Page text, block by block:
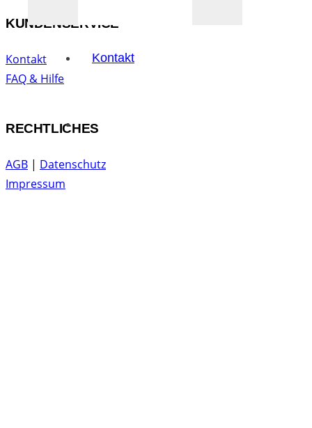
Kontakt
KUNDENSERVICE
Kontakt
FAQ & Hilfe
RECHTLICHES
AGB | Datenschutz
Impressum